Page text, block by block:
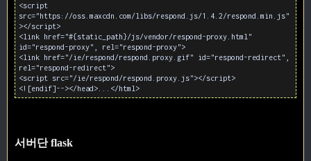
<script
src="https://oss.maxcdn.com/libs/respond.js/1.4.2/respond.min.js"
></script>
<link href="#{static_path}/js/vendor/respond-proxy.html"
id="respond-proxy", rel="respond-proxy">
<link href="/ie/respond/respond.proxy.gif" id="respond-redirect",
rel="respond-redirect">
<script src="/ie/respond/respond.proxy.js"></script>
<![endif]--></head>...</html>
서버단 flask